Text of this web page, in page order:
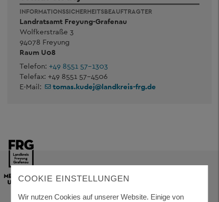
INFORMATIONSSICHERHEITSBEAUFTRAGTER
Landratsamt Freyung-Grafenau
Wolfkerstraße 3
94078 Freyung
Raum U08
Telefon: +49 8551 57-1303
Telefax: +49 8551 57-4506
E-Mail:
tomas.kudej@landkreis-frg.de
COOKIE EINSTELLUNGEN
Wir nutzen Cookies auf unserer Website. Einige von